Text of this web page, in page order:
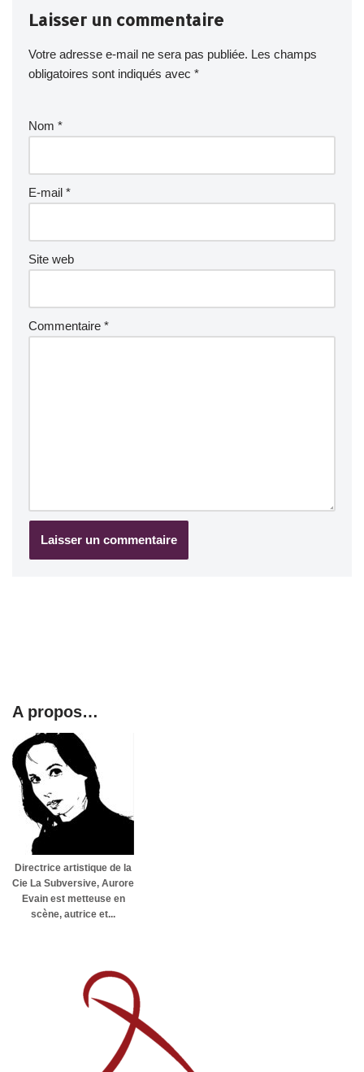
Laisser un commentaire
Votre adresse e-mail ne sera pas publiée. Les champs
obligatoires sont indiqués avec *
Nom *
E-mail *
Site web
Commentaire *
A propos…
Directrice artistique de la
Cie La Subversive, Aurore
Evain est metteuse en
scène, autrice et...